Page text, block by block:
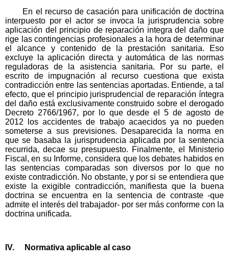
En el recurso de casación para unificación de doctrina
interpuesto por el actor se invoca la jurisprudencia sobre
aplicación del principio de reparación integra del daño que
rige las contingencias profesionales a la hora de determinar
el alcance y contenido de la prestación sanitaria. Eso
excluye la aplicación directa y automática de las normas
reguladoras de la asistencia sanitaria. Por su parte, el
escrito de impugnación al recurso cuestiona que exista
contradicción entre las sentencias aportadas. Entiende, a tal
efecto, que el principio jurisprudencial de reparación íntegra
del daño está exclusivamente construido sobre el derogado
Decreto 2766/1967, por lo que desde el 5 de agosto de
2012 los accidentes de trabajo acaecidos ya no pueden
someterse a sus previsiones. Desaparecida la norma en
que se basaba la jurisprudencia aplicada por la sentencia
recurrida, decae su presupuesto. Finalmente, el Ministerio
Fiscal, en su Informe, considera que los debates habidos en
las sentencias comparadas son diversos por lo que no
existe contradicción. No obstante, y por si se entendiera que
existe la exigible contradicción, manifiesta que la buena
doctrina se encuentra en la sentencia de contraste -que
admite el interés del trabajador- por ser más conforme con la
doctrina unificada.
IV. Normativa aplicable al caso